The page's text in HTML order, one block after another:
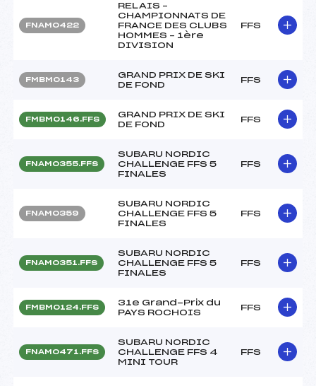
FNAM0422
RELAIS –
CHAMPIONNATS DE
FRANCE DES CLUBS
HOMMES – 1ère
DIVISION
FFS
FMBM0143
GRAND PRIX DE SKI
DE FOND
FFS
FMBM0146.FFS
GRAND PRIX DE SKI
DE FOND
FFS
FNAM0355.FFS
SUBARU NORDIC
CHALLENGE FFS 5
FINALES
FFS
FNAM0359
SUBARU NORDIC
CHALLENGE FFS 5
FINALES
FFS
FNAM0351.FFS
SUBARU NORDIC
CHALLENGE FFS 5
FINALES
FFS
FMBM0124.FFS
31e Grand-Prix du
PAYS ROCHOIS
FFS
FNAM0471.FFS
SUBARU NORDIC
CHALLENGE FFS 4
MINI TOUR
FFS